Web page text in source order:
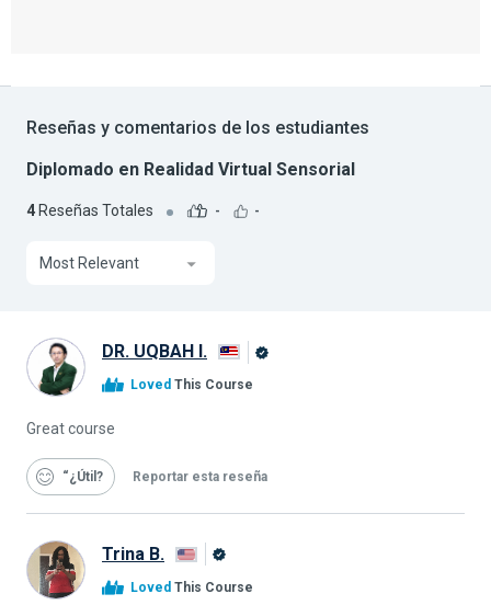
Reseñas y comentarios de los estudiantes
Diplomado en Realidad Virtual Sensorial
4 Reseñas Totales - -
Most Relevant
DR. UQBAH I.
Loved This Course
Great course
“¿Útil Reportar esta reseña
Trina B.
Loved This Course